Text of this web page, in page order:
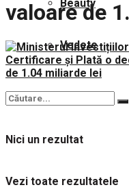
Beauty
Vedete
Nici un rezultat
Vezi toate rezultatele
valoare de